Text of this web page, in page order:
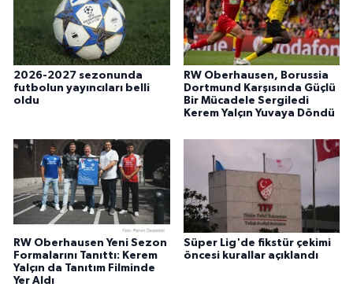
2026-2027 sezonunda
futbolun yayıncıları belli
oldu
RW Oberhausen, Borussia
Dortmund Karşısında Güçlü
Bir Mücadele Sergiledi
Kerem Yalçın Yuvaya Döndü
RW Oberhausen Yeni Sezon
Formalarını Tanıttı: Kerem
Yalçın da Tanıtım Filminde
Yer Aldı
Süper Lig'de fikstür çekimi
öncesi kurallar açıklandı